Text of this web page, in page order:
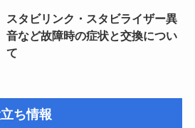
スタビリンク・スタビライザー異
音など故障時の症状と交換につい
て
ち情報